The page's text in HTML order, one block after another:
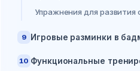
Упражнения для
9 Игровые разминки в
10 Функциональные